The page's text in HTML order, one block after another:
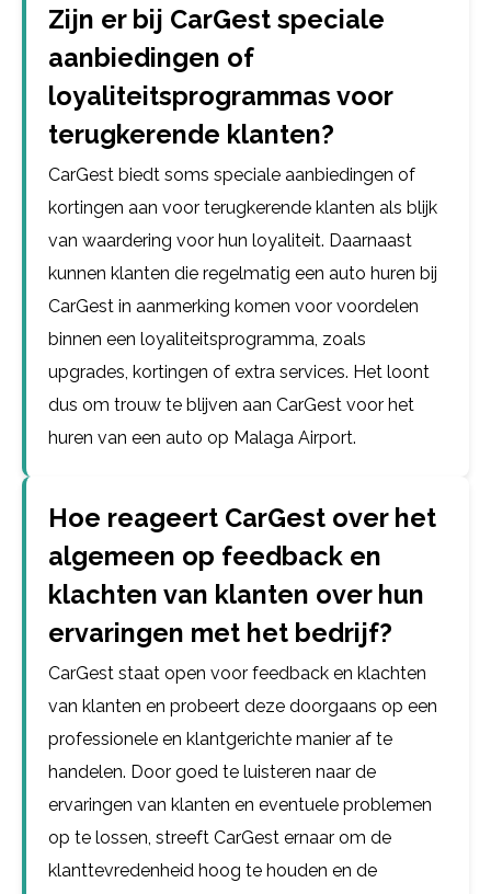
Zijn er bij CarGest speciale
aanbiedingen of
loyaliteitsprogrammas voor
terugkerende klanten?
CarGest biedt soms speciale aanbiedingen of
kortingen aan voor terugkerende klanten als blijk
van waardering voor hun loyaliteit. Daarnaast
kunnen klanten die regelmatig een auto huren bij
CarGest in aanmerking komen voor voordelen
binnen een loyaliteitsprogramma, zoals
upgrades, kortingen of extra services. Het loont
dus om trouw te blijven aan CarGest voor het
huren van een auto op Malaga Airport.
Hoe reageert CarGest over het
algemeen op feedback en
klachten van klanten over hun
ervaringen met het bedrijf?
CarGest staat open voor feedback en klachten
van klanten en probeert deze doorgaans op een
professionele en klantgerichte manier af te
handelen. Door goed te luisteren naar de
ervaringen van klanten en eventuele problemen
op te lossen, streeft CarGest ernaar om de
klanttevredenheid hoog te houden en de